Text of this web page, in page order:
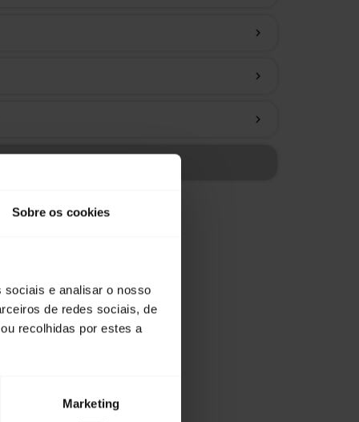
Sobre os cookies
sociais e analisar o nosso
de redes sociais, de
recolhidas por estes a
Marketing
chevron_right
chevron_right
chevron_right